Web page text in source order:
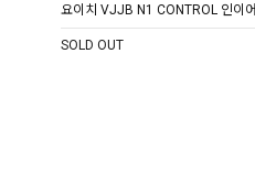
요이치 VJJB N1 CONTROL 인이
SOLD OUT